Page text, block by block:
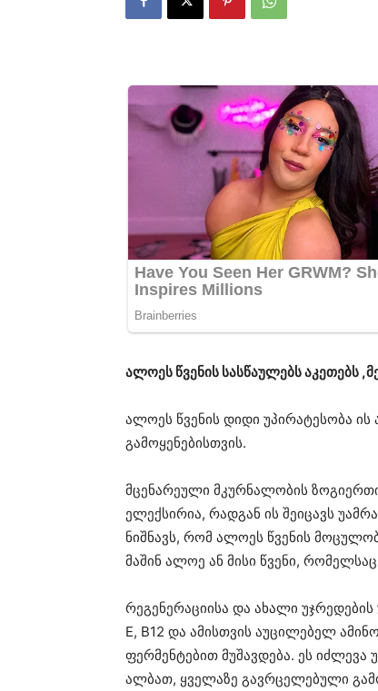
ალოეს წვენის სასწაულებს აკეთებს
ალოეს წვენის დიდი უპირატესობა
გამოყენებისთვის.
მცენარეული მკურნალობის
ელექსირია, რადგან ის შეიცავს
ნიშნავს, რომ ალოეს წვენის
მაშინ ალოე ან მისი წვენი,
რეგენერაციისა და ახალი
E, B12 და ამისთვის აუცილებელ
ფერმენტებით მუშავდება. ეს
ალბათ, ყველაზე გავრცელებული